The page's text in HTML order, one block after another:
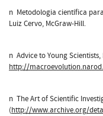
n Metodologia científica
Luiz Cervo, McGraw-Hill.
n Advice to Young Scientists,
http://
n The Art of Scientific
(http://www.archive.org/